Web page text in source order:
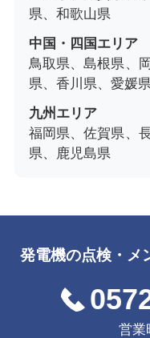
県、和歌山県
中国・四国エリア
鳥取県、島根県、
県、香川県、愛媛
九州エリア
福岡県、佐賀県、
県、鹿児島県
発電機の点検・メ
営業